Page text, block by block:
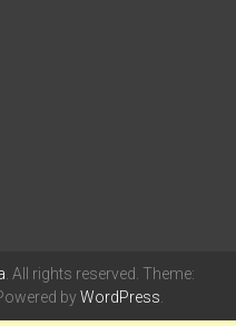
. All rights reserved. Theme:
byWordPress